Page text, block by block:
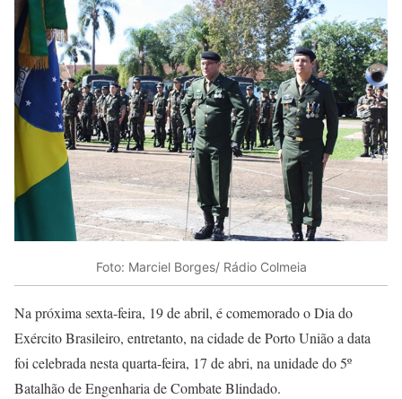
Foto: Marciel Borges/ Rádio Colmeia
Na próxima sexta-feira, 19 de abril, é comemorado o Dia do
Exército Brasileiro, entretanto, na cidade de Porto União a data
foi celebrada nesta quarta-feira, 17 de abri, na unidade do 5º
Batalhão de Engenharia de Combate Blindado.